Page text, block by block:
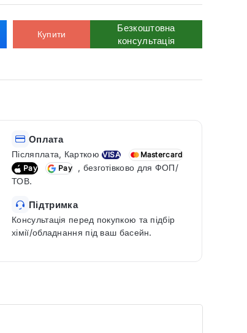
Купити
Безкоштовна
консультація
Оплата
Післяплата, КарткоюVISA
Mastercard
Pay
Pay
, безготівково для ФОП/
ТОВ.
Підтримка
Консультація перед покупкою та підбір
хімії/обладнання під ваш басейн.